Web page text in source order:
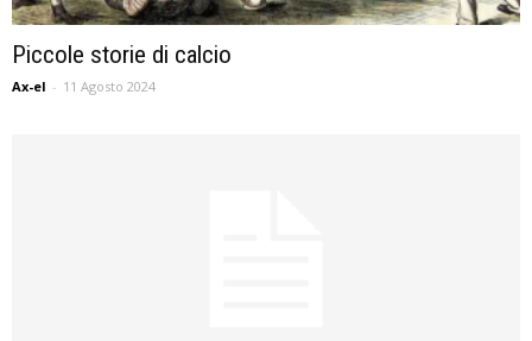
Piccole storie di calcio
Ax-el - 11 Agosto 2024